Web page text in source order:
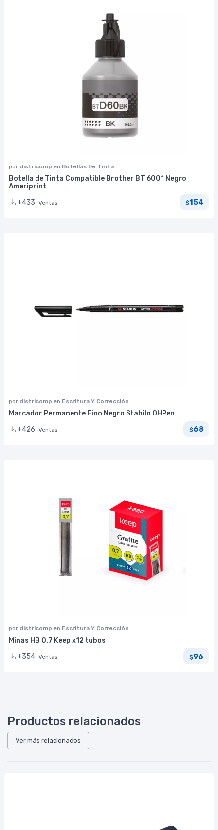
por districomp en Botellas De Tinta
Botella de Tinta Compatible Brother BT 6001 Negro
Ameriprint
+433 Ventas $154
por districomp en Escritura Y Corrección
Marcador Permanente Fino Negro Stabilo OHPen
+426 Ventas $68
por districomp en Escritura Y Corrección
Minas HB 0.7 Keep x12 tubos
+354 Ventas $96
Productos relacionados
Ver más relacionados